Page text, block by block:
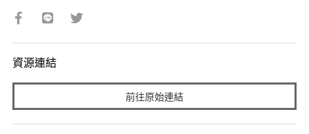
資源連結
前往原始連結